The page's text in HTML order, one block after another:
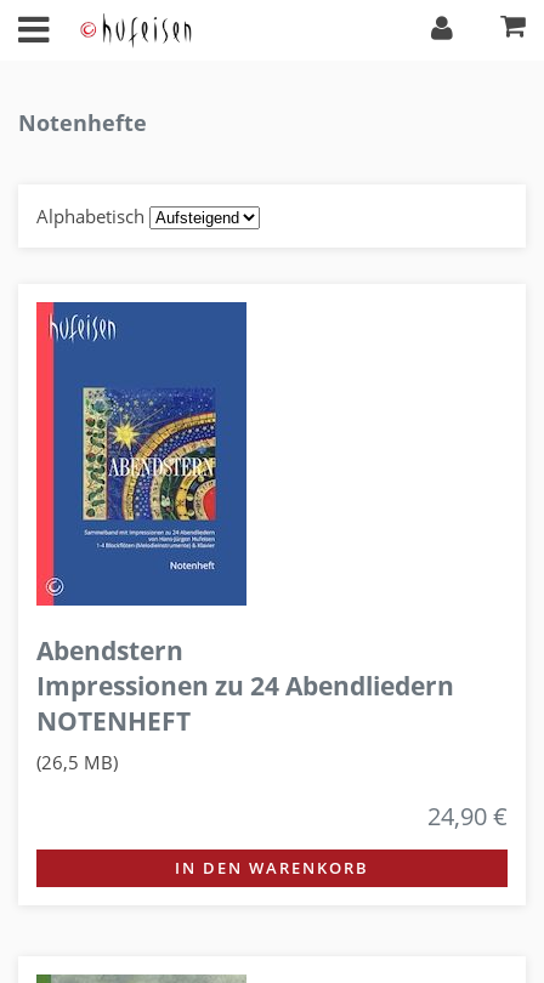
Notenhefte
Alphabetisch
Abendstern
Impressionen zu 24 Abendliedern
NOTENHEFT
(26,5 MB)
24,90 €
IN DEN WARENKORB